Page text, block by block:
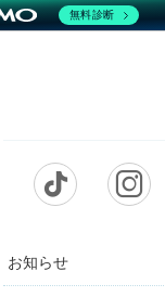
お知らせ
無料診断